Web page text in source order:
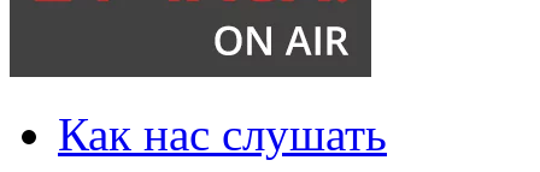
Как нас слушать